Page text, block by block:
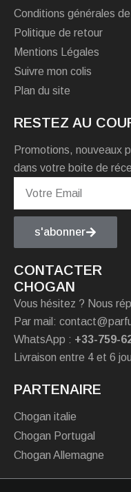
Conditions générales
Politique de retour
Mentions Légales
Suivre mon colis
Plan du site
RESTEZ AU
Promotions, nouveaux
dans votre boite de
s'abonner
CONTACTER
CHOGAN
Vous hésitez ? Nous
Par mail:
WhatsApp : +33-759-
Livraison entre 4 et 6
PARTENAIRE
Chogan italie
Chogan Portugal
Chogan Allemagne